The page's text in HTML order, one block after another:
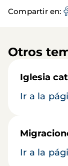
Compartir en
Otros
Iglesia
Ir a la
Ir a la